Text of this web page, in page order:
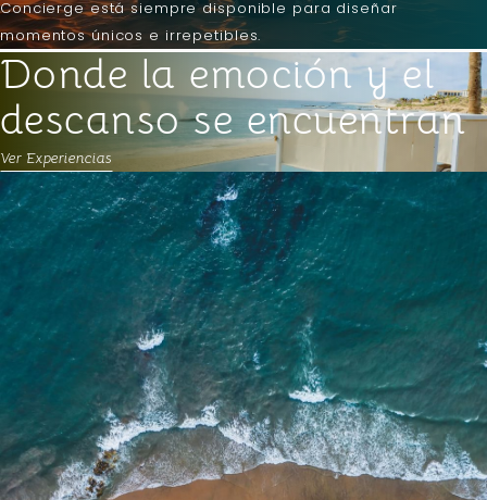
Concierge está siempre disponible para diseñar
momentos únicos e irrepetibles.
Donde la emoción y el
descanso se encuentran
Ver Experiencias